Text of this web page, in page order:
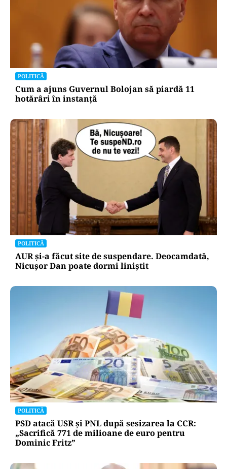
POLITICĂ
Cum a ajuns Guvernul Bolojan să piardă 11
hotărâri în instanță
POLITICĂ
AUR și-a făcut site de suspendare. Deocamdată,
Nicușor Dan poate dormi liniștit
POLITICĂ
PSD atacă USR și PNL după sesizarea la CCR:
„Sacrifică 771 de milioane de euro pentru
Dominic Fritz”